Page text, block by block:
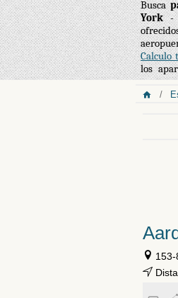
Busca
York-
Calculo
los